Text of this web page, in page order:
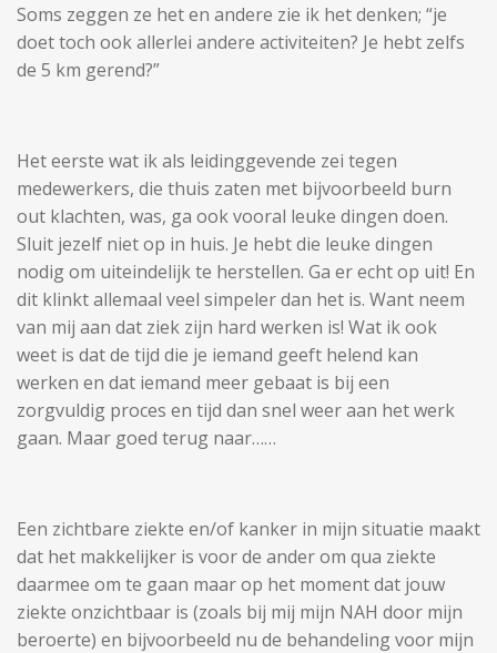
Soms zeggen ze het en andere zie ik het denken; “je
doet toch ook allerlei andere activiteiten? Je hebt zelfs
de 5 km gerend?”
Het eerste wat ik als leidinggevende zei tegen
medewerkers, die thuis zaten met bijvoorbeeld burn
out klachten, was, ga ook vooral leuke dingen doen.
Sluit jezelf niet op in huis. Je hebt die leuke dingen
nodig om uiteindelijk te herstellen. Ga er echt op uit! En
dit klinkt allemaal veel simpeler dan het is. Want neem
van mij aan dat ziek zijn hard werken is! Wat ik ook
weet is dat de tijd die je iemand geeft helend kan
werken en dat iemand meer gebaat is bij een
zorgvuldig proces en tijd dan snel weer aan het werk
gaan. Maar goed terug naar……
Een zichtbare ziekte en/of kanker in mijn situatie maakt
dat het makkelijker is voor de ander om qua ziekte
daarmee om te gaan maar op het moment dat jouw
ziekte onzichtbaar is (zoals bij mij mijn NAH door mijn
beroerte) en bijvoorbeeld nu de behandeling voor mijn